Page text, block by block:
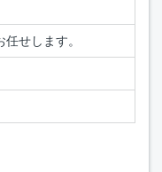
せします。